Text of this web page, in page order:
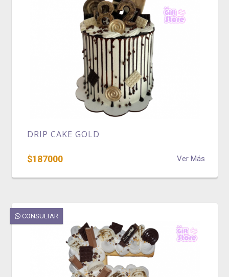
DRIP CAKE GOLD
$187000 Ver Más
CONSULTAR